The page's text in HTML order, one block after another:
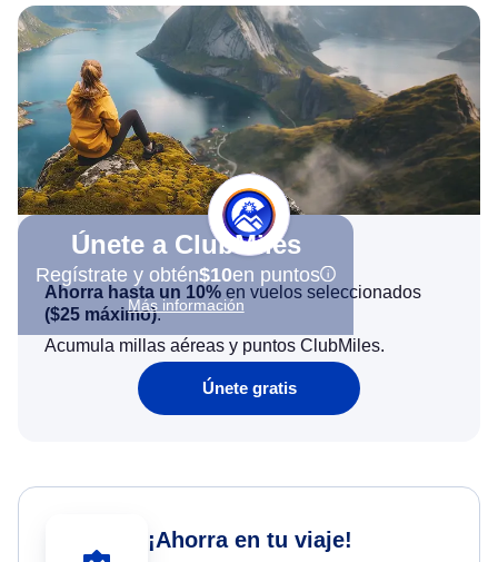
Únete a ClubMiles
Regístrate y obtén$10en puntos
Más información
Ahorra hasta un 10% en vuelos seleccionados
($25 máximo).
Acumula millas aéreas y puntos ClubMiles.
Únete gratis
¡Ahorra en tu viaje!